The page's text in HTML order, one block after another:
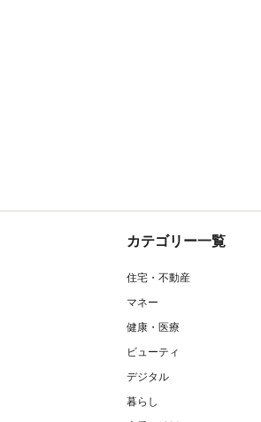
カテゴリー一覧
住宅・不動産
マネー
健康・医療
ビューティ
デジタル
暮らし